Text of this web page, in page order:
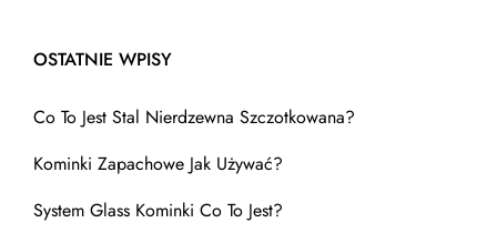
OSTATNIE WPISY
Co To Jest Stal Nierdzewna Szczotkowana?
Kominki Zapachowe Jak Używać?
System Glass Kominki Co To Jest?